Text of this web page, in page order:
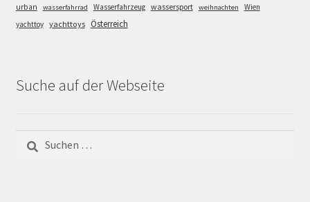
urban wasserfahrrad Wasserfahrzeug wassersport weihnachten
Wien
yachttoy yachttoys Österreich
Suche auf der Webseite
nach: